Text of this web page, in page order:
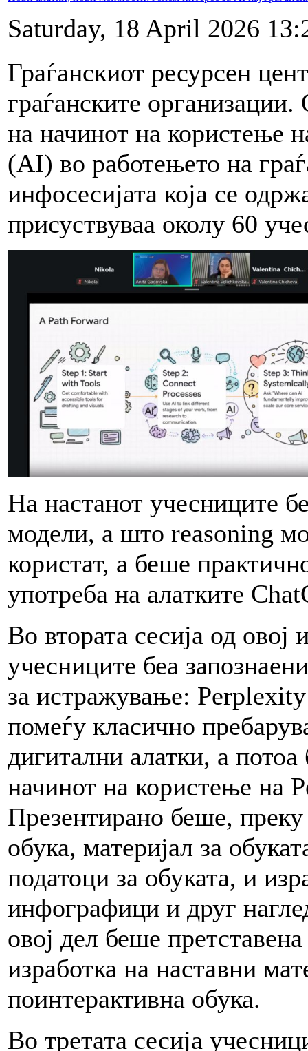
Saturday, 18 April 2026
Граѓанскиот ресурсен
граѓанските
на начинот на користење
(AI) во работењето на
инфосесијата која се
присуствуваа околу 60
На настанот учесниците
модели, а што reasoning
користат, а беше
употреба на алатките
Во втората сесија од
учесниците беа
за истражување:
помеѓу класично
дигитални алатки, а
начинот на користење на
Презентирано беше,
обука, материјал за
податоци за обуката, и
инфографици и друг
овој дел беше
изработка на наставни
поинтерактивна обука.
Во третата сесија